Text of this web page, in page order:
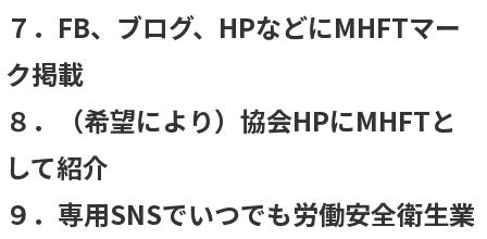
７．FB、ブログ、HPなどにMHFTマー
ク掲載
８．（希望により）協会HPにMHFTと
して紹介
９．専用SNSでいつでも労働安全衛生業